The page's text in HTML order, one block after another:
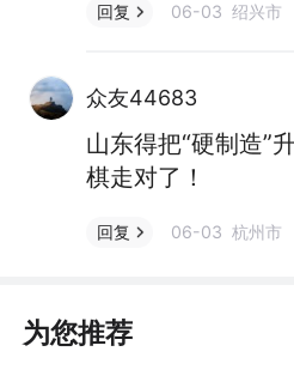
回复 06-03 绍兴市
众友44683
山东得把“硬制造”
棋走对了！
回复 06-03 杭州市
为您推荐